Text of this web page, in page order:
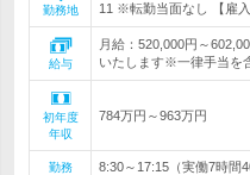
勤務地
11 ※転勤当面なし 【雇
給与
月給：520,000円～
いたします※一律手当を
初年度
年収
784万円～963万円
勤務
8:30～17:15（実働7時間